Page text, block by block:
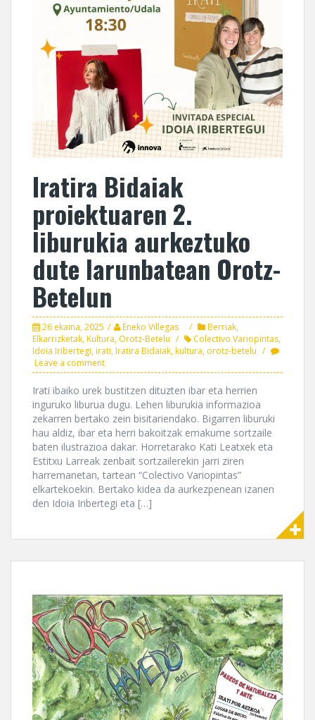
Iratira Bidaiak
proiektuaren 2.
liburukia aurkeztuko
dute larunbatean Orotz-
Betelun
26 ekaina, 2025 Eneko Villegas Berriak,
Elkarrizketak,Kultura, Orotz-Betelu Colectivo Variopintas,
Idoia Iribertegi,irati,Iratira Bidaiak,kultura, orotz-betelu
Leave a comment
Irati ibaiko urek bustitzen dituzten ibar eta herrien
inguruko liburua dugu. Lehen liburukia informazioa
zekarren bertako zein bisitariendako. Bigarren liburuki
hau aldiz, ibar eta herri bakoitzak emakume sortzaile
baten ilustrazioa dakar. Horretarako Kati Leatxek eta
Estitxu Larreak zenbait sortzailerekin jarri ziren
harremanetan, tartean “Colectivo Variopintas”
elkartekoekin. Bertako kidea da aurkezpenean izanen
den Idoia Iribertegi eta […]